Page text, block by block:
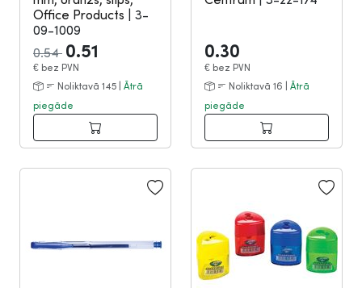
Office Products
3-
09-1009
0.54 0.51
€ bez PVN
Noliktavā 145 | Ātrā
piegāde
0.30
€ bez PVN
Noliktavā 16 | Ātrā
piegāde